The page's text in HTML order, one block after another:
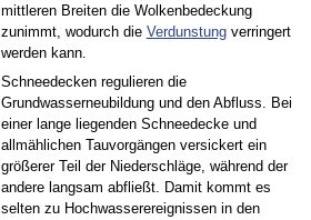
mittleren Breiten die Wolkenbedeckung
zunimmt, wodurch die Verdunstungverringert
werden kann.
Schneedecken regulieren die
Grundwasserneubildung und den Abfluss. Bei
einer lange liegenden Schneedecke und
allmählichen Tauvorgängen versickert ein
größerer Teil der Niederschläge, während der
andere langsam abfließt. Damit kommt es
selten zu Hochwasserereignissen in den